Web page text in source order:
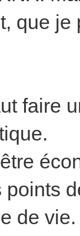
que
faire
de